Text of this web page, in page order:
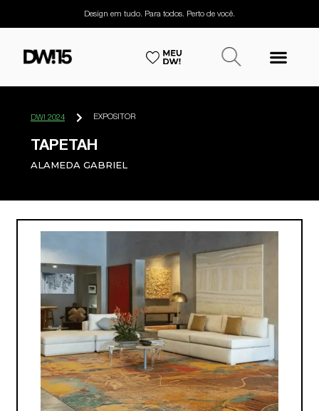
Design em tudo. Para todos. Perto de você.
DW! 2024 EXPOSITOR
TAPETAH
ALAMEDA GABRIEL